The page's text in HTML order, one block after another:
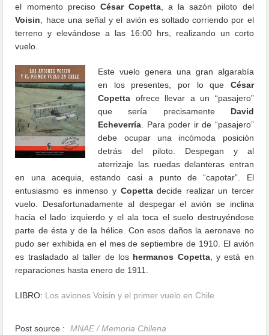
el momento preciso César Copetta, a la sazón piloto del
Voisin , hace una señal y el avión es soltado corriendo por el
terreno y elevándose a las 16:00 hrs, realizando un corto
vuelo.
Este vuelo genera una gran algarabía
en los presentes, por lo que César
Copetta ofrece llevar a un “pasajero”
que sería precisamente David
Echeverría . Para poder ir de “pasajero”
debe ocupar una incómoda posición
detrás del piloto. Despegan y al
aterrizaje las ruedas delanteras entran
en una acequia, estando casi a punto de “capotar”. El
entusiasmo es inmenso y Copettadecide realizar un tercer
vuelo. Desafortunadamente al despegar el avión se inclina
hacia el lado izquierdo y el ala toca el suelo destruyéndose
parte de ésta y de la hélice. Con esos daños la aeronave no
pudo ser exhibida en el mes de septiembre de 1910. El avión
es trasladado al taller de los hermanos Copetta, y está en
reparaciones hasta enero de 1911.
LIBRO: Los aviones Voisin y el primer vuelo en Chile
Post source : MNAE / Memoria Chilena